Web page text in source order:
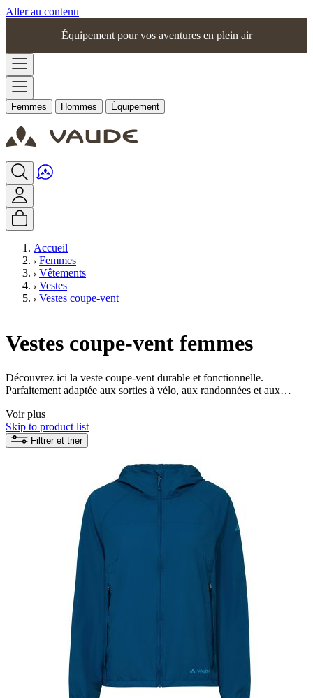
Aller au contenu
Équipement pour vos aventures en plein air
Femmes Hommes Équipement
Accueil
Femmes
Vêtements
Vestes
Vestes coupe-vent
Vestes coupe-vent femmes
Découvrez ici la veste coupe-vent durable et fonctionnelle.
Parfaitement adaptée aux sorties à vélo, aux randonnées et aux
Voir plus
Skip to product list
Filtrer et trier